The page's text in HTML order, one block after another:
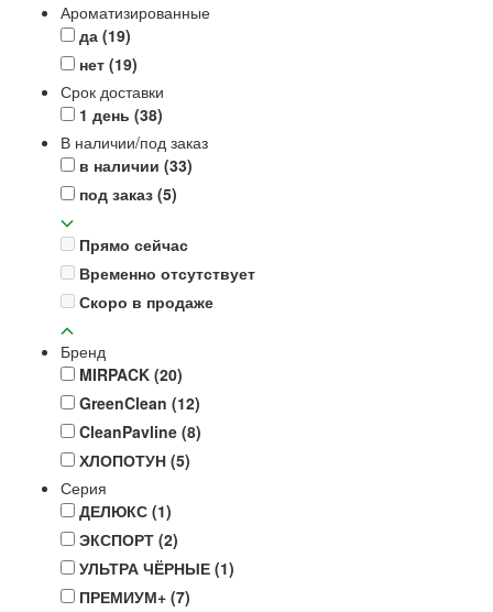
Ароматизированные
да (19)
нет (19)
Срок доставки
1 день (38)
В наличии/под заказ
в наличии (33)
под заказ (5)
Прямо сейчас
Временно отсутствует
Скоро в продаже
Бренд
MIRPACK (20)
GreenClean (12)
CleanPavline (8)
ХЛОПОТУН (5)
Серия
ДЕЛЮКС (1)
ЭКСПОРТ (2)
УЛЬТРА ЧЁРНЫЕ (1)
ПРЕМИУМ+ (7)